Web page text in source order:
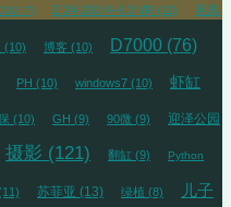
(7) Z 24-200 f4-6.3 VR (11) 美凤
(10) 博客 (10) D7000 (76)
PH (10) windows7 (10) 虾缸
(10) GH (9) 90微 (9) 迎泽公园
摄影 (121) 翻缸 (9) Python
苏菲亚 (13) 绿植 (8) 儿子